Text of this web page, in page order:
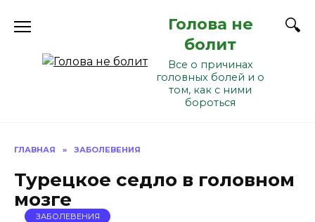
Голова не
болит
Все о причинах
головных болей и о
том, как с ними
бороться
ГЛАВНАЯ » ЗАБОЛЕВЕНИЯ
Турецкое седло в головном
мозге
ЗАБОЛЕВЕНИЯ